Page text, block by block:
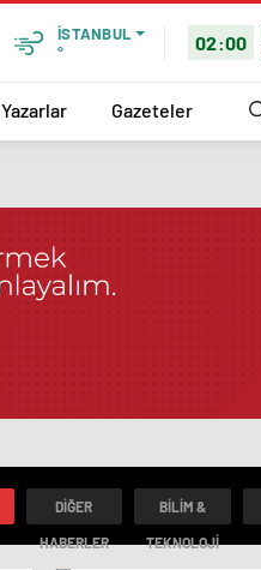
İSTANBUL
°
02:00
Yazarlar Gazeteler
DIĞER
HABERLER
BILIM &
TEKNOLOJI